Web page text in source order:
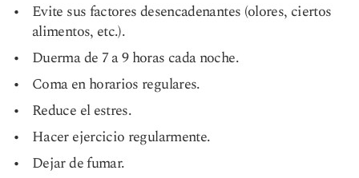
Evite sus factores desencadenantes (olores, ciertos
alimentos, etc.).
Duerma de 7 a 9 horas cada noche.
Coma en horarios regulares.
Reduce el estres.
Hacer ejercicio regularmente.
Dejar de fumar.